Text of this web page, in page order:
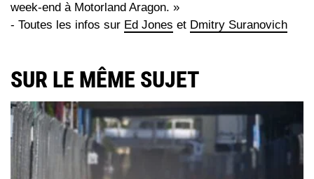
week-end à Motorland Aragon. »
- Toutes les infos sur Ed Jones et Dmitry Suranovich
SUR LE MÊME SUJET